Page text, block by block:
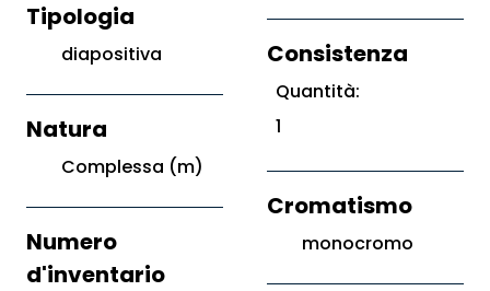
Tipologia
diapositiva
Natura
Complessa (m)
Numero
d'inventario
Consistenza
Quantità:
1
Cromatismo
monocromo